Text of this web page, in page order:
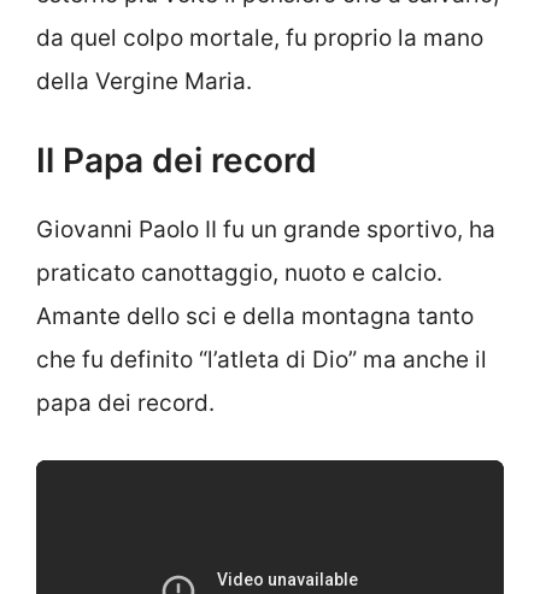
da quel colpo mortale, fu proprio la mano
della Vergine Maria.
Il Papa dei record
Giovanni Paolo II fu un grande sportivo, ha
praticato canottaggio, nuoto e calcio.
Amante dello sci e della montagna tanto
che fu definito “l’atleta di Dio” ma anche il
papa dei record.